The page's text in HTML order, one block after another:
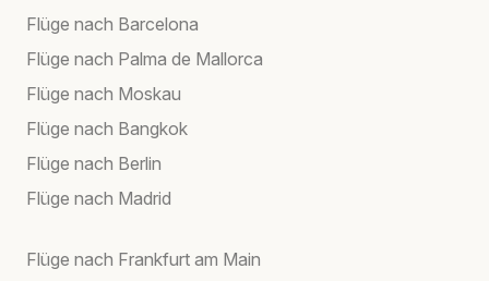
Flüge nach Barcelona
Flüge nach Palma de Mallorca
Flüge nach Moskau
Flüge nach Bangkok
Flüge nach Berlin
Flüge nach Madrid
Flüge nach Frankfurt am Main